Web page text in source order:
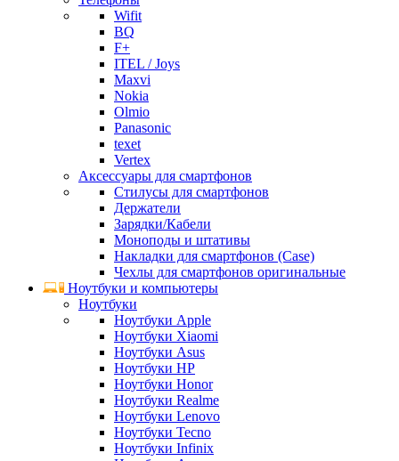
Wifit
BQ
F+
ITEL / Joys
Maxvi
Nokia
Olmio
Panasonic
texet
Vertex
Аксессуары для смартфонов
Стилусы для смартфонов
Держатели
Зарядки/Кабели
Моноподы и штативы
Накладки для смартфонов (Case)
Чехлы для смартфонов оригинальные
Ноутбуки и компьютеры
Ноутбуки
Ноутбуки Apple
Ноутбуки Xiaomi
Ноутбуки Asus
Ноутбуки HP
Ноутбуки Honor
Ноутбуки Realme
Ноутбуки Lenovo
Ноутбуки Tecno
Ноутбуки Infinix